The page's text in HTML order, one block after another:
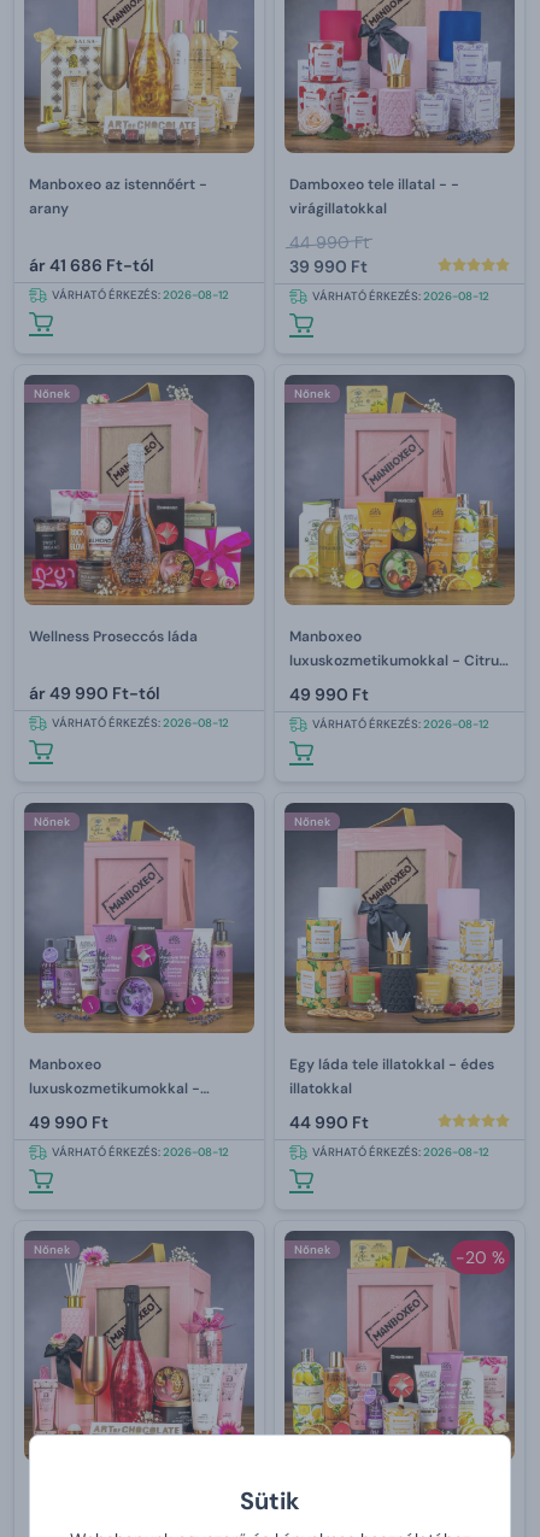
Sütik
Manboxeo az istennőért -
arany
ár41 686 Ft-tól
VÁRHATÓ ÉRKEZÉS:2026-08-12
Damboxeo tele illatal - -
virágillatokkal
44 990 Ft
39 990 Ft
VÁRHATÓ ÉRKEZÉS:2026-08-12
Nőnek
Wellness Proseccós láda
ár49 990 Ft-tól
VÁRHATÓ ÉRKEZÉS:2026-08-12
Nőnek
Manboxeo
luxuskozmetikumokkal - Citrus
& Verbena
49 990 Ft
VÁRHATÓ ÉRKEZÉS:2026-08-12
Nőnek
Manboxeo
luxuskozmetikumokkal -
levandula
49 990 Ft
VÁRHATÓ ÉRKEZÉS:2026-08-12
Nőnek
Egy láda tele illatokkal - édes
illatokkal
44 990 Ft
VÁRHATÓ ÉRKEZÉS:2026-08-12
Nőnek -20 %
Nőnek
Manboxeo MIX